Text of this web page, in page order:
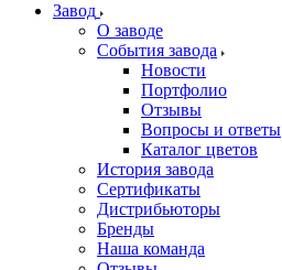
Завод
О заводе
События завода
Новости
Портфолио
Отзывы
Вопросы и ответы
Каталог цветов
История завода
Сертификаты
Дистрибьюторы
Бренды
Наша команда